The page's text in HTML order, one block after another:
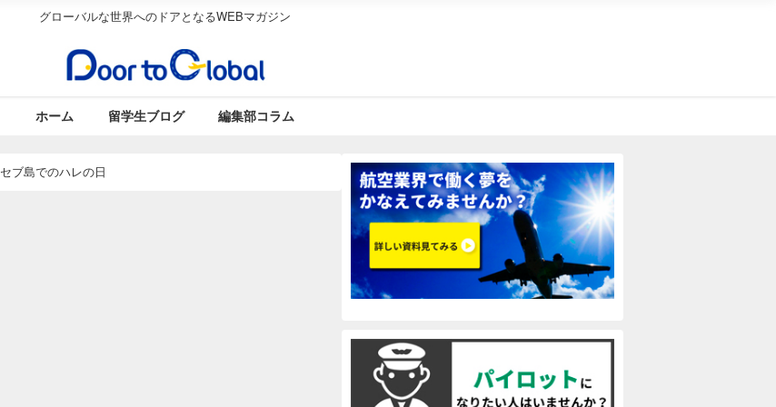
グローバルな世界へのドアとなるWEBマガジン
ホーム 留学生ブログ 編集部コラム
セブ島でのハレの日